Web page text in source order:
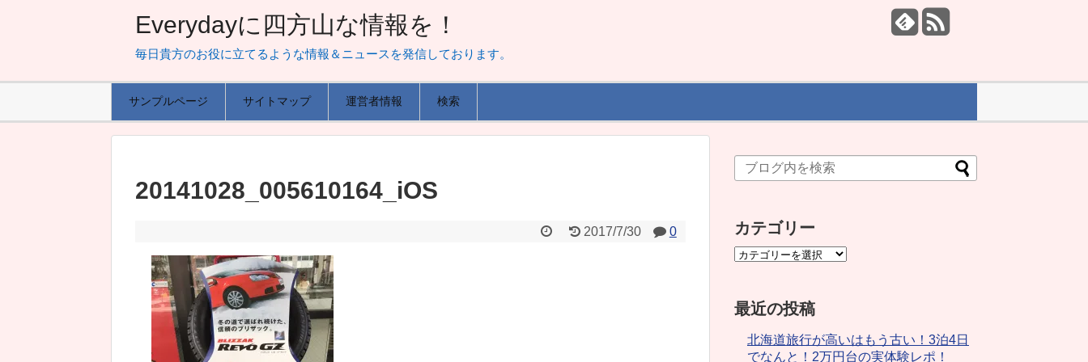
Everydayに四方山な情報を！
毎日貴方のお役に立てるような情報＆ニュースを発信しております。
サンプルページ サイトマップ 運営者情報 検索
20141028_005610164_iOS
2017/7/30 0 カテゴリー
最近の投稿
北海道旅行が高いはもう古い！3泊4日
でなんと！2万円台の実体験レポ！